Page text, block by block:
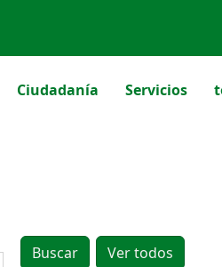
Ciudadanía Servicios